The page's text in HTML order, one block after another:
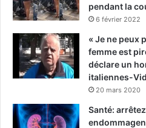
pendant la
6 février 2022
« Je ne peux
femme est
déclare un
italiennes-
20 mars 2020
Santé: